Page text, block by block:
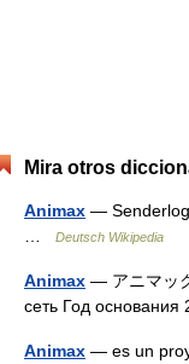
Mira otros
Animax —
Deutsch Wikipedia
Animax — アニマッ
сеть Год
Animax — es un